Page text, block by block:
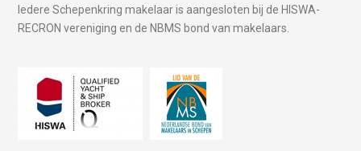
Iedere Schepenkring makelaar is aangesloten bij de HISWA-
RECRON vereniging en de NBMS bond van makelaars.